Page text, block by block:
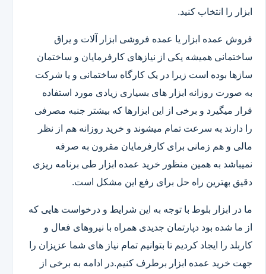
ابزار را انتخاب کنید.
فروش عمده ابزار یا عمده فروشی ابزار آلات و یراق
ساختمانی همیشه یکی از نیازهای کارفرمایان و ساختمان
سازها بوده است زیرا در یک کارگاه ساختمانی و یا شرکت
به صورت روزانه ابزار های بسیاری زیادی مورد استفاده
قرار میگیرد و برخی از این ابزارها که بیشتر جنبه مصرفی
را دارند به سرعت تمام میشوند و خرید روزانه هم از نظر
مالی و هم زمانی برای کارفرمایان مقرون به صرفه
نمیباشد به همین منظور خرید عمده ابزار طی برنامه ریزی
دقیق بهترین راه حل برای رفع این مشکل است.
ما در ابزار بلوط با توجه به این شرایط و درخواست هایی که
از ما شده بود دپارتمان جدیدی همراه با نیروهای فعال و
کاربلد را ایجاد کردیم تا بتوانیم تمام نیاز های شما عزیزان را
جهت خرید عمده ابزار برطرف کنیم.در ادامه به برخی از